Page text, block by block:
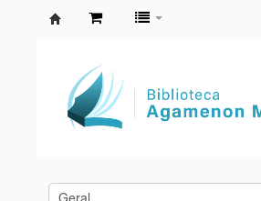
Agamenon
Magalhães